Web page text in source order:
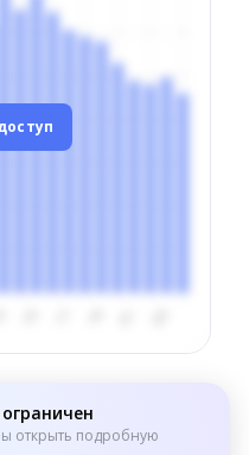
открыть подробную